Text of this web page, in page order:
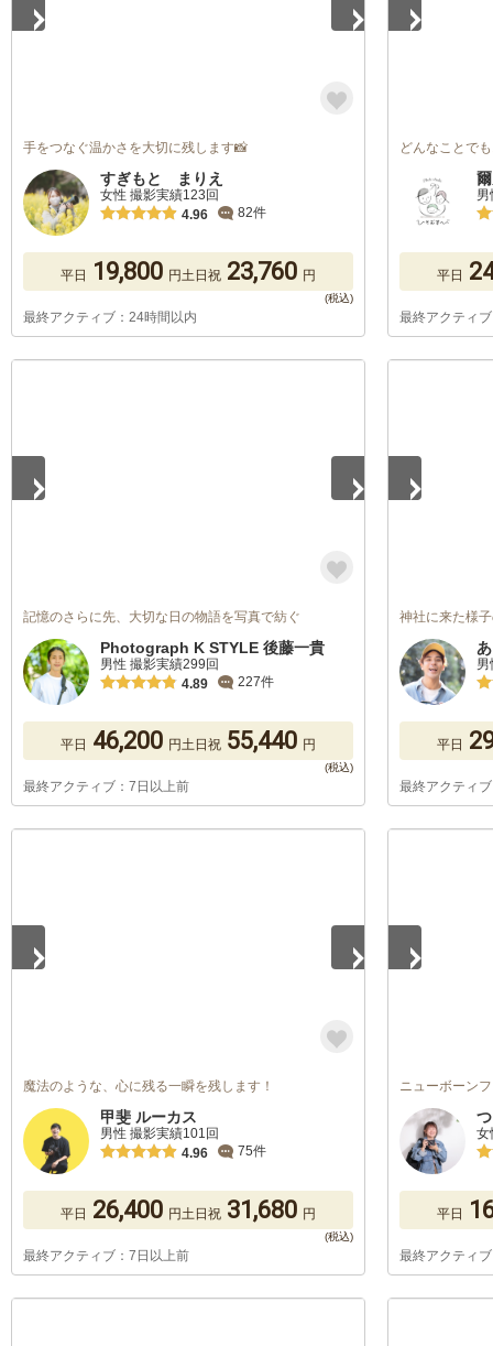
手をつなぐ温かさを大切に残します📸
すぎもと まりえ
女性 撮影実績123回
4.96
82件
平日 19,800 円土日祝 23,760 円
最終アクティブ：24時間以内
どんなことで
平日
最終アクティ
記憶のさらに先、大切な日の物語を写真で紡ぐ
Photograph K STYLE 後藤一貴
男性 撮影実績299回
4.89
227件
平日 46,200 円土日祝 55,440 円
最終アクティブ：7日以上前
神社に来た様
平日
最終アクティ
魔法のような、心に残る一瞬を残します！
甲斐 ルーカス
男性 撮影実績101回
4.96
75件
平日 26,400 円土日祝 31,680 円
最終アクティブ：7日以上前
ニューボーン
女
平日
最終アクティ